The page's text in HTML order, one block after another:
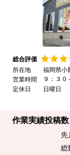
総合評価
所在地
福岡県小
営業時間
９：３０
定休日
日曜日
作業実績投稿数
先
総